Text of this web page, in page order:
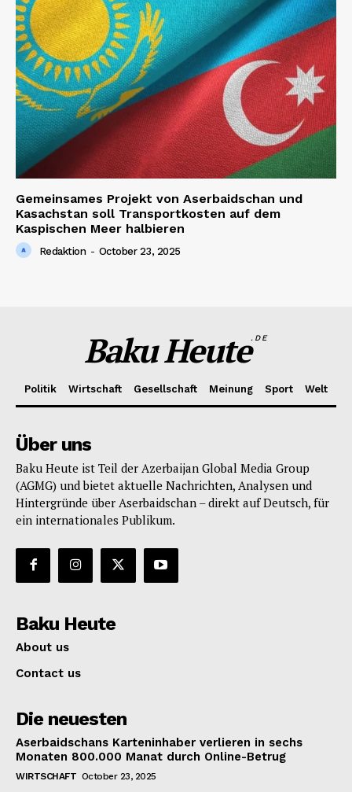
Gemeinsames Projekt von Aserbaidschan und
Kasachstan soll Transportkosten auf dem
Kaspischen Meer halbieren
Redaktion - October 23, 2025
Baku Heute.DE
Politik Wirtschaft Gesellschaft Meinung Sport Welt
Über uns
Baku Heute ist Teil der Azerbaijan Global Media Group
(AGMG) und bietet aktuelle Nachrichten, Analysen und
Hintergründe über Aserbaidschan – direkt auf Deutsch, für
ein internationales Publikum.
Baku Heute
About us
Contact us
Die neuesten
Aserbaidschans Karteninhaber verlieren in sechs
Monaten 800.000 Manat durch Online-Betrug
WIRTSCHAFT October 23, 2025